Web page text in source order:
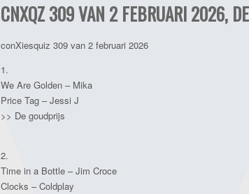
CNXQZ 309 VAN 2 FEBRUARI 2026,
conXiesquiz 309 van 2 februari 2026
1.
We Are Golden – Mika
Price Tag – Jessi J
>> De goudprijs
2.
Time in a Bottle – Jim Croce
Clocks – Coldplay